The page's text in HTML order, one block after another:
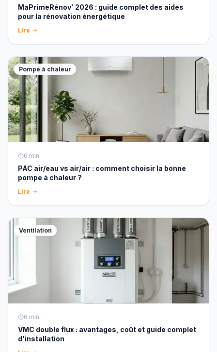
MaPrimeRénov' 2026 : guide complet des aides
pour la rénovation énergétique
Lire
Pompe à chaleur
6 min
PAC air/eau vs air/air : comment choisir la bonne
pompe à chaleur ?
Lire
Ventilation
6 min
VMC double flux : avantages, coût et guide complet
d'installation